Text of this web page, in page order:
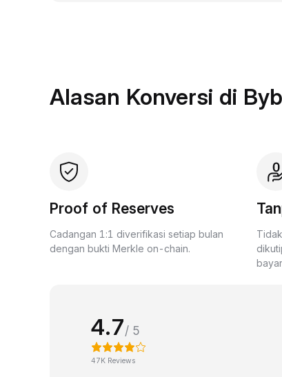
Alasan Konversi di
Proof of Reserves
Cadangan 1:1 diverifikasi setiap bulan
dengan bukti Merkle on-chain.
4.7/ 5
47K Reviews